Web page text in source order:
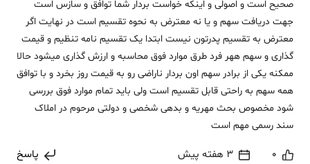
صحیح است و اصولی و اینکه خواست بردار شما توافق و سازس است
جهت دریافت سهم و یا نه معترض به نحوه تقسیم است در نهایت اگر
معترض به تقسیم پدرتون نیست ابتدا یک تقسیم نامه تنظیم و قیمت
گذاری و سهم ههر فرد طرق موارد فوق محاسبه و ارزش گذاری میشود حالا
ممکنه یکی از برادر سهم اون بردار ناراضی رو به قیمت روز بخرد و با توافق
همه سهم به راحتی قابل تقسیم است ولی باید تمام موارد فوق بررسی
شود مخصوص بحث مهریه و بدهی شخصی و دولتی مرحوم در املاک
سند رسمی مهم است
0 3 هفته پیش پاسخ